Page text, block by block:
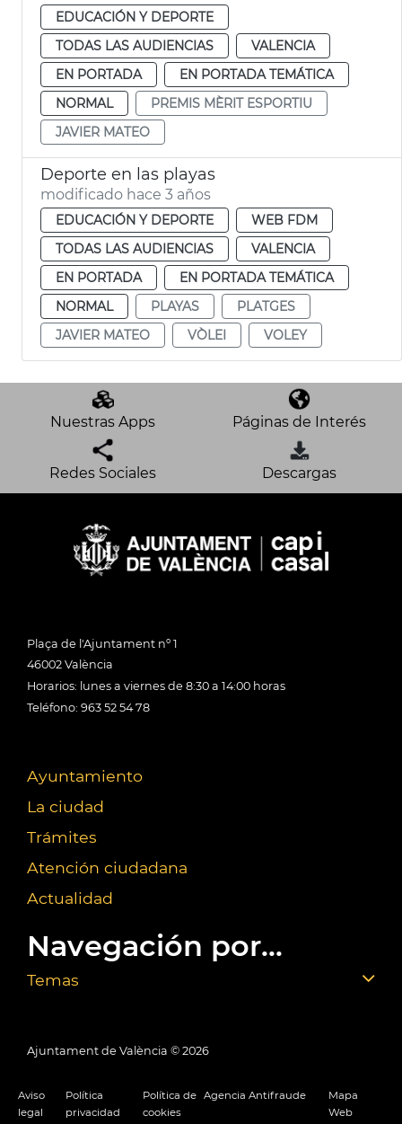
EDUCACIÓN Y DEPORTE
TODAS LAS AUDIENCIAS
VALENCIA
EN PORTADA
EN PORTADA TEMÁTICA
NORMAL
PREMIS MÈRIT ESPORTIU
JAVIER MATEO
Deporte en las playas
modificado hace 3 años
EDUCACIÓN Y DEPORTE
WEB FDM
TODAS LAS AUDIENCIAS
VALENCIA
EN PORTADA
EN PORTADA TEMÁTICA
NORMAL
PLAYAS
PLATGES
JAVIER MATEO
VÒLEI VOLEY
Nuestras Apps Páginas de Interés
Redes Sociales Descargas
Plaça de l'Ajuntament nº 1
46002 València
Horarios: lunes a viernes de 8:30 a 14:00 horas
Teléfono: 963 52 54 78
Ayuntamiento
La ciudad
Trámites
Atención ciudadana
Actualidad
Navegación por...
Temas
Ajuntament de València © 2026
Aviso
legal
Política
privacidad
Política de
cookies
Agencia Antifraude
Mapa
Web